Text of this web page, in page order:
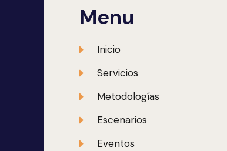
Menu
Inicio
Servicios
Metodologías
Escenarios
Eventos